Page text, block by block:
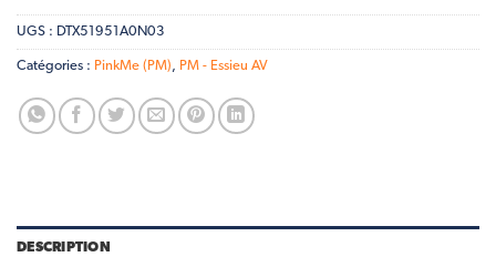
UGS : DTX51951A0N03
Catégories : PinkMe (PM), PM - Essieu AV
DESCRIPTION